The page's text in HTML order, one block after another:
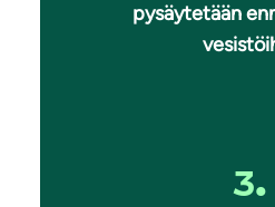
pysäytetään
3.